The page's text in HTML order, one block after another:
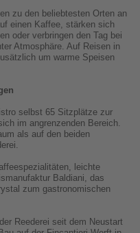
zu den beliebtesten Orten an
einen Kaffee, stärken sich
oder verbringen den Tag bei
Atmosphäre. Auf Reisen in
um warme Speisen
selbst 65 Sitzplätze zur
im angrenzenden Bereich.
als auf den beiden
leichte
Baldiani, das
zum gastronomischen
Reederei seit dem Neustart